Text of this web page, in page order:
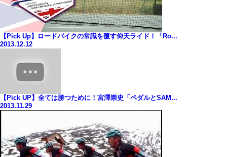
【Pick Up】ロードバイクの常識を覆す仰天ライド！「Ro...
2013.12.12
【Pick UP】全ては勝つために！宮澤崇史「ペダルとSAM...
2013.11.29